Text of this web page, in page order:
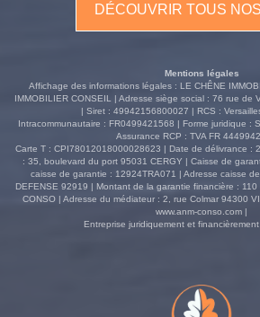
DÉCOUVRIR TOUS
Mentions légales
Affichage des informations légales : LE CHÊNE
IMMOBILIER CONSEIL | Adresse siège social : 76 rue de
| Siret : 49942156800027 | RCS :
Intracommunautaire : FR0499421568 | Forme juridique :
Assurance RCP : TVA FR
Carte T : CPI78012018000028623 | Date de délivrance :
: 35, boulevard du port 95031 CERGY | Caisse de
caisse de garantie : 12924TRA071 | Adresse caisse
DEFENSE 92919 | Montant de la garantie financière :
CONSO | Adresse du médiateur : 2, rue Colmar 94300
www.anm-conso.com |
Entreprise juridiquement et